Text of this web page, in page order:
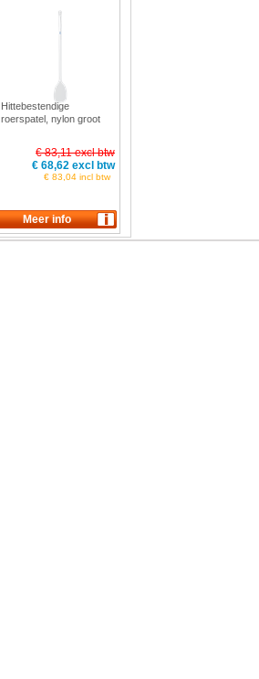
Hittebestendige
roerspatel, nylon groot
€ 83,11 excl btw
€ 68,62 excl btw
€ 83,04 incl btw